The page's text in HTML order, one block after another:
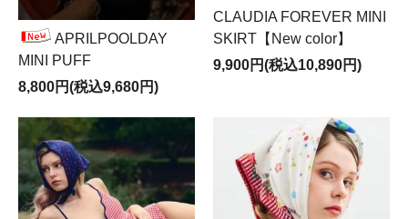
APRILPOOLDAY
MINI PUFF
8,800円(税込9,680円)
CLAUDIA FOREVER MINI
SKIRT【New color】
9,900円(税込10,890円)